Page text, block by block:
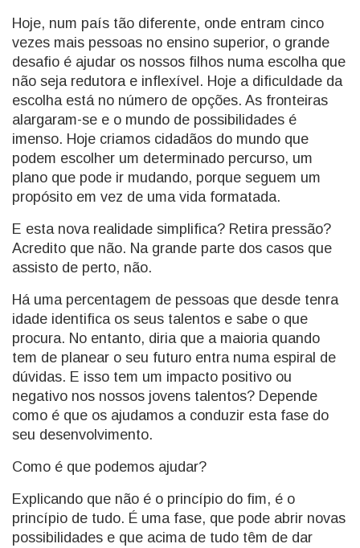
Hoje, num país tão diferente, onde entram cinco
vezes mais pessoas no ensino superior, o grande
desafio é ajudar os nossos filhos numa escolha que
não seja redutora e inflexível. Hoje a dificuldade da
escolha está no número de opções. As fronteiras
alargaram-se e o mundo de possibilidades é
imenso. Hoje criamos cidadãos do mundo que
podem escolher um determinado percurso, um
plano que pode ir mudando, porque seguem um
propósito em vez de uma vida formatada.
E esta nova realidade simplifica? Retira pressão?
Acredito que não. Na grande parte dos casos que
assisto de perto, não.
Há uma percentagem de pessoas que desde tenra
idade identifica os seus talentos e sabe o que
procura. No entanto, diria que a maioria quando
tem de planear o seu futuro entra numa espiral de
dúvidas. E isso tem um impacto positivo ou
negativo nos nossos jovens talentos? Depende
como é que os ajudamos a conduzir esta fase do
seu desenvolvimento.
Como é que podemos ajudar?
Explicando que não é o princípio do fim, é o
princípio de tudo. É uma fase, que pode abrir novas
possibilidades e que acima de tudo têm de dar